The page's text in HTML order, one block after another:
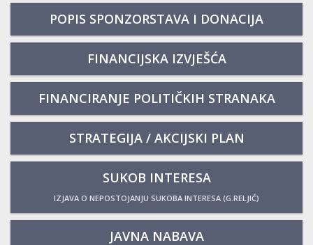
POPIS SPONZORSTAVA I DONACIJA
FINANCIJSKA IZVJEŠĆA
FINANCIRANJE POLITIČKIH STRANAKA
STRATEGIJA / AKCIJSKI PLAN
SUKOB INTERESA
IZJAVA O NEPOSTOJANJU SUKOBA INTERESA (G.RELJIĆ)
JAVNA NABAVA